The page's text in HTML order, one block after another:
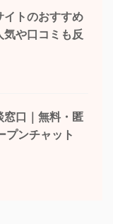
イトのおすすめ
気や口コミも反
窓口｜無料・匿
プンチャット